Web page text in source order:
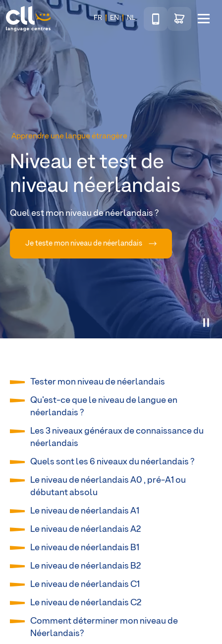
CLL
FR EN NL
TéléphoneAccéder au shop
Apprendre une langue étrangère
Niveau et test de
niveau néerlandais
Quel est mon niveau de néerlandais ?
Je teste mon niveau de néerlandais
Tester mon niveau de néerlandais
Qu’est-ce que le niveau de langue en
néerlandais ?
Les 3 niveaux généraux de connaissance du
néerlandais
Quels sont les 6 niveaux du néerlandais ?
Le niveau de néerlandais A0 , pré-A1 ou
débutant absolu
Le niveau de néerlandais A1
Le niveau de néerlandais A2
Le niveau de néerlandais B1
Le niveau de néerlandais B2
Le niveau de néerlandais C1
Le niveau de néerlandais C2
Comment déterminer mon niveau de
Néerlandais?